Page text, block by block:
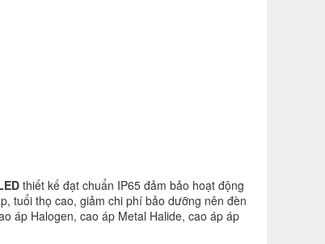
thiết kế đạt chuẩn IP65 đảm bảo hoạt động
tuổi thọ cao, giảm chi phí bảo dưỡng nên đèn
áp Halogen, cao áp Metal Halide, cao áp áp